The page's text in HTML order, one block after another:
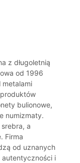
z długoletnią
od 1996
metalami
bulionowe,
numizmaty.
a
Firma
od uznanych
autentyczności i